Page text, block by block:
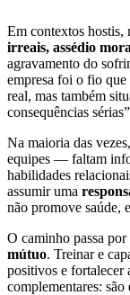
Em contextos hostis,
irreais, assédio
agravamento do
empresa foi o fio
real, mas também
consequências
Na maioria das
equipes — faltam
habilidades
assumir uma
não promove saúde,
O caminho passa
mútuo. Treinar e
positivos e fortalecer
complementares: são